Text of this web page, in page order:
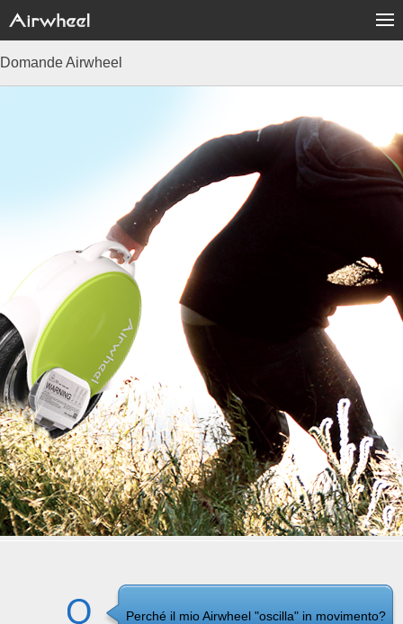
Domande Airwheel
Perché il mio Airwheel "oscilla" in movimento?